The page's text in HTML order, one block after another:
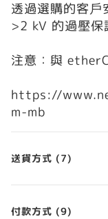
透過選購的客
>2 kV 的過壓保
注意：與
https://
m-mb
送貨方式 (7)
付款方式 (9)